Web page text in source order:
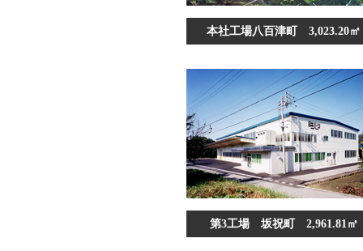
本社工場八百津町 3,023.20㎡
第3工場 坂祝町 2,961.81㎡